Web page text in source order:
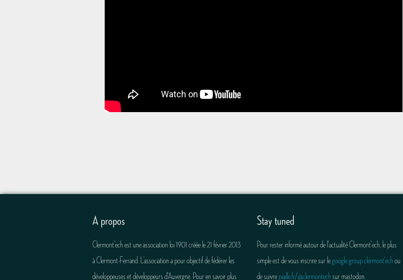
A propos
Clermont'ech est une association loi 1901 créée le 21 février 2013
à Clermont-Ferrand. L’association a pour objectif de fédérer les
développeuses et développeurs d'Auvergne. Pour en savoir plus
Stay tuned
Pour rester informé autour de l'actualité Clermont'ech, le plus
simple est de vous inscrire sur legoogle group clermont'ech ou
de suivre piaille.fr/@clermontech sur mastodon.